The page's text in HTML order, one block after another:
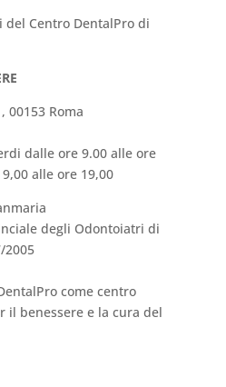
Centro DentalPro di
00153 Roma
dalle ore 9.00 alle ore
alle ore 19,00
degli Odontoiatri di
2005
come centro
il benessere e la cura del